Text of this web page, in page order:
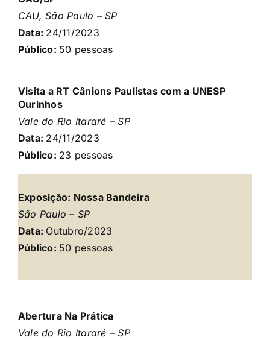
CAU, São Paulo – SP
Data: 24/11/2023
Público: 50 pessoas
Visita a RT Cânions Paulistas com a UNESP
Ourinhos
Vale do Rio Itararé – SP
Data: 24/11/2023
Público: 23 pessoas
Exposição: Nossa Bandeira
São Paulo – SP
Data: Outubro/2023
Público: 50 pessoas
Abertura Na Prática
Vale do Rio Itararé – SP